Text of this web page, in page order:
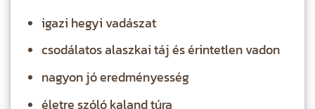
igazi hegyi vadászat
csodálatos alaszkai táj és érintetlen vadon
nagyon jó eredményesség
életre szóló kaland túra